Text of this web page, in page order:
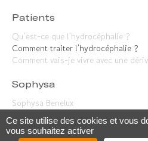
Patients
Qu’est-ce que l’hydrocéphalie ?
Comment traiter l’hydrocéphalie ?
Comment vais-je vivre avec une
Sophysa
Sophysa Benelux
Sophysa
Présence internationale
Actualités et Événements
Ce site utilise des cookies et vous
vous souhaitez activer